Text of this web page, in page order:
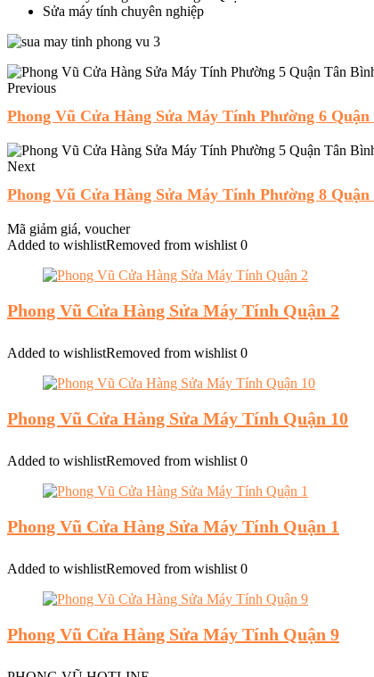
Sửa máy tính chuyên nghiệp
Previous
Phong Vũ Cửa Hàng Sửa Máy Tính Phường 6
Next
Phong Vũ Cửa Hàng Sửa Máy Tính Phường 8 Quận
Mã giảm giá, voucher
Added to wishlistRemoved from wishlist 0
Phong Vũ Cửa Hàng Sửa Máy Tính Quận 2
Added to wishlistRemoved from wishlist 0
Phong Vũ Cửa Hàng Sửa Máy Tính Quận 10
Added to wishlistRemoved from wishlist 0
Phong Vũ Cửa Hàng Sửa Máy Tính Quận 1
Added to wishlistRemoved from wishlist 0
Phong Vũ Cửa Hàng Sửa Máy Tính Quận 9